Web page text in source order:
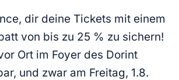
dir deine Tickets mit einem
von bis zu 25 % zu sichern!
Ort im Foyer des Dorint
und zwar am Freitag, 1.8.